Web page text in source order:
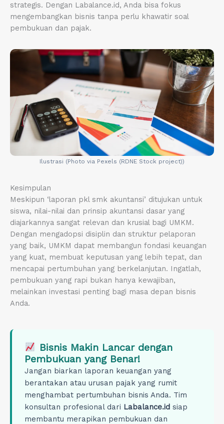
strategis. Dengan Labalance.id, Anda bisa fokus
mengembangkan bisnis tanpa perlu khawatir soal
pembukuan dan pajak.
Ilustrasi (Photo via Pexels (RDNE Stock project))
Kesimpulan
Meskipun ‘laporan pkl smk akuntansi’ ditujukan untuk
siswa, nilai-nilai dan prinsip akuntansi dasar yang
diajarkannya sangat relevan dan krusial bagi UMKM.
Dengan mengadopsi disiplin dan struktur pelaporan
yang baik, UMKM dapat membangun fondasi keuangan
yang kuat, membuat keputusan yang lebih tepat, dan
mencapai pertumbuhan yang berkelanjutan. Ingatlah,
pembukuan yang rapi bukan hanya kewajiban,
melainkan investasi penting bagi masa depan bisnis
Anda.
Bisnis Makin Lancar dengan
Pembukuan yang Benar!
Jangan biarkan laporan keuangan yang
berantakan atau urusan pajak yang rumit
menghambat pertumbuhan bisnis Anda. Tim
konsultan profesional dari Labalance.id siap
membantu merapikan pembukuan dan